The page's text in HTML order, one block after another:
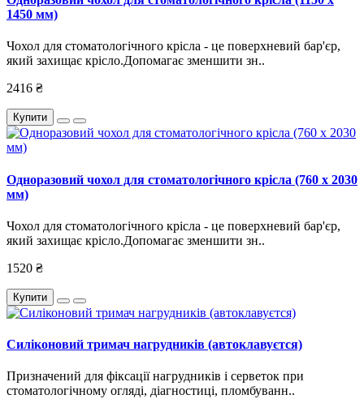
1450 мм)
Чохол для стоматологічного крісла - це поверхневий бар'єр,
який захищає крісло.Допомагає зменшити зн..
2416 ₴
Купити
Одноразовий чохол для стоматологічного крісла (760 х 2030
мм)
Чохол для стоматологічного крісла - це поверхневий бар'єр,
який захищає крісло.Допомагає зменшити зн..
1520 ₴
Купити
Силіконовий тримач нагрудників (автоклавуєтся)
Призначений для фіксації нагрудників і серветок при
стоматологічному огляді, діагностиці, пломбуванн..